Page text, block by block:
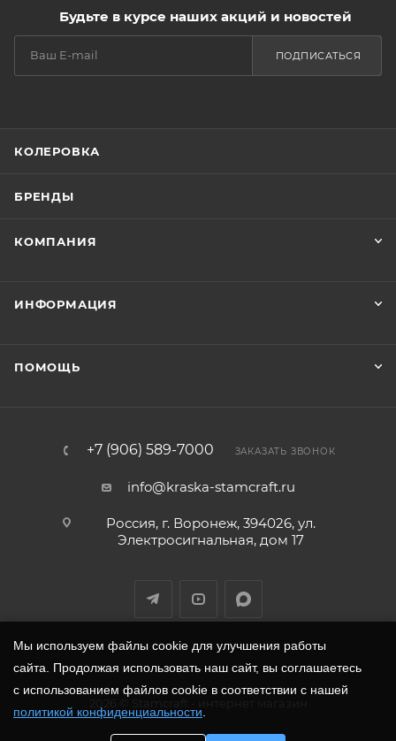
Будьте в курсе наших акций и новостей
ПОДПИСАТЬСЯ
КОЛЕРОВКА
БРЕНДЫ
КОМПАНИЯ
ИНФОРМАЦИЯ
ПОМОЩЬ
+7 (906) 589-7000 ЗАКАЗАТЬ ЗВОНОК
info@kraska-stamcraft.ru
Россия, г. Воронеж, 394026, ул.
Электросигнальная, дом 17
Мы используем файлы cookie для улучшения работы
сайта. Продолжая использовать наш сайт, вы соглашаетесь
с использованием файлов cookie в соответствии с нашей
политикой конфиденциальности